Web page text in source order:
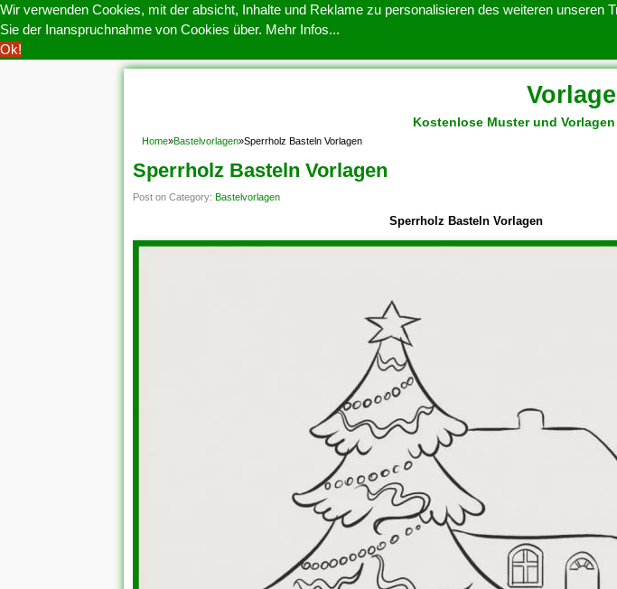
Wir verwenden Cookies, mit der absicht, Inhalte und Reklame zu personalisieren des weiteren
Sie der Inanspruchnahme von Cookies über. Mehr Infos...
Ok!
DATENSCHUTZERKLARUNG
Kostenlose Muster und
Home»Bastelvorlagen»Sperrholz Basteln Vorlagen
Sperrholz Basteln Vorlagen
Post on Category: Bastelvorlagen
Sperrholz Basteln Vorlagen